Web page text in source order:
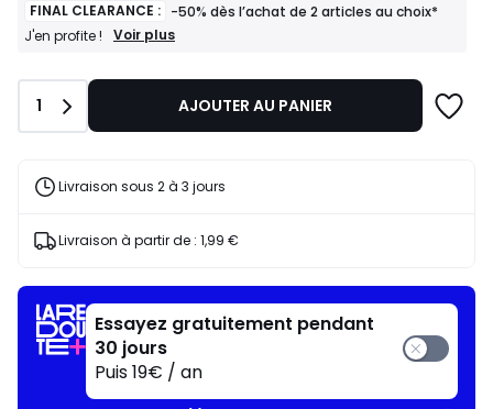
FINAL CLEARANCE : -50% dès l’achat de 2 articles au choix*
J'en profite !
FINAL
articles
J'en
Voir plus
Quantité
1 AJOUTER AU PANIER
Livraison sous 2 à 3 jours
Livraison à partir de : 1,99 €
Essayez gratuitement pendant
30 jours
Puis 19€ / an